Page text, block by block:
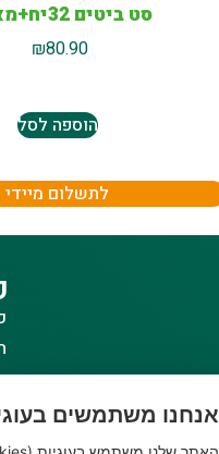
סט ביטים 32יח+מאריך
₪80.90
הוספה לסל
לתשלום מיידי
אנחנו משתמשים